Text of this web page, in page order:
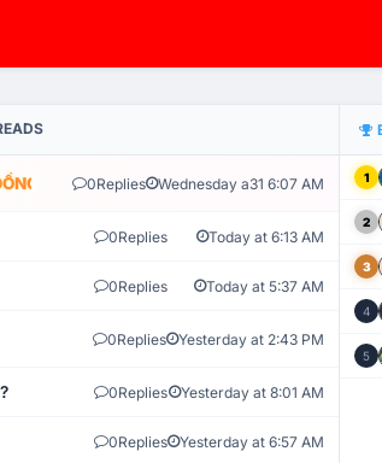
VLIKE.VN: HỆ THỐNG GIÁM SÁT TỰ
0Replies Wednesday a31 6:07 AM
0Replies Today at 6:13 AM
0Replies Today at 5:37 AM
0Replies Yesterday at 2:43 PM
0Replies Yesterday at 8:01 AM
0Replies Yesterday at 6:57 AM
1
2
3
4
5